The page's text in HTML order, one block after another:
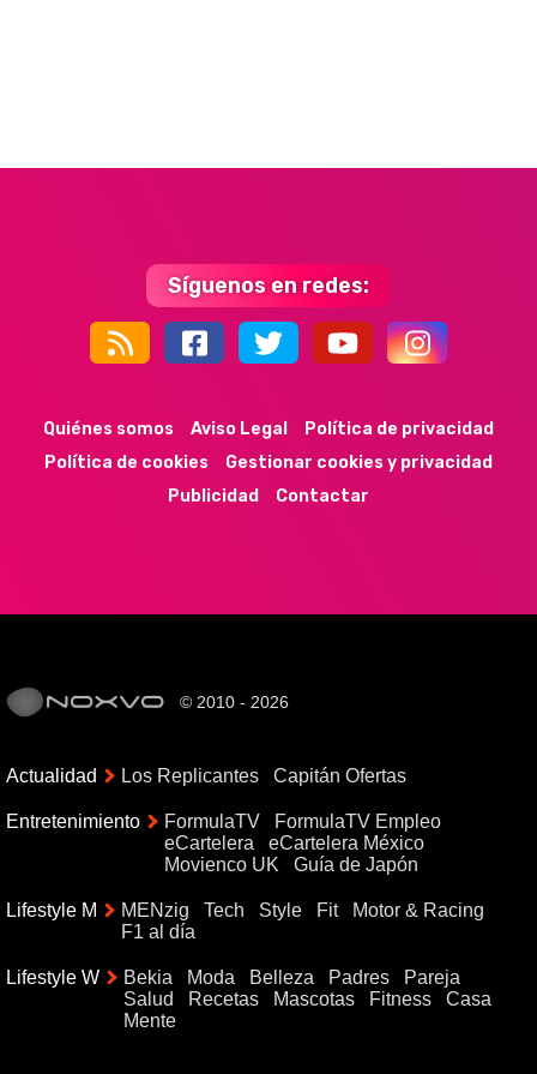
Síguenos en redes:
44k 9k 35k 352
Quiénes somos Aviso Legal
Política de privacidad
Política de cookies
Gestionar cookies y privacidad
Publicidad
Contactar
© 2010 - 2026
Actualidad Los Replicantes Capitán Ofertas
Entretenimiento FormulaTV
FormulaTV Empleo
eCartelera
eCartelera México
Movienco UK
Guía de Japón
Lifestyle M MENzig Tech Style Fit
Motor & Racing
F1 al día
Lifestyle W Bekia Moda Belleza Padres
Pareja
Salud
Recetas Mascotas Fitness
Casa
Mente